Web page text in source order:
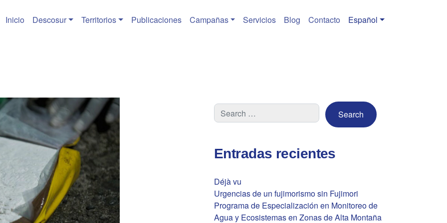
Inicio Descosur Territorios Publicaciones Campañas Servicios Blog Contacto Español
Entradas recientes
Déjà vu
Urgencias de un fujimorismo sin Fujimori
Programa de Especialización en Monitoreo de
Agua y Ecosistemas en Zonas de Alta Montaña